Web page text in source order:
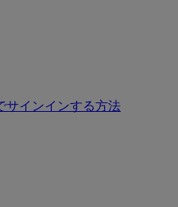
サインインする方法